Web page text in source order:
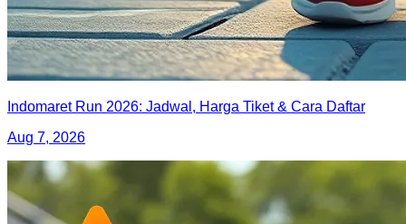
Indomaret Run 2026: Jadwal, Harga Tiket & Cara Daftar
Aug 7, 2026